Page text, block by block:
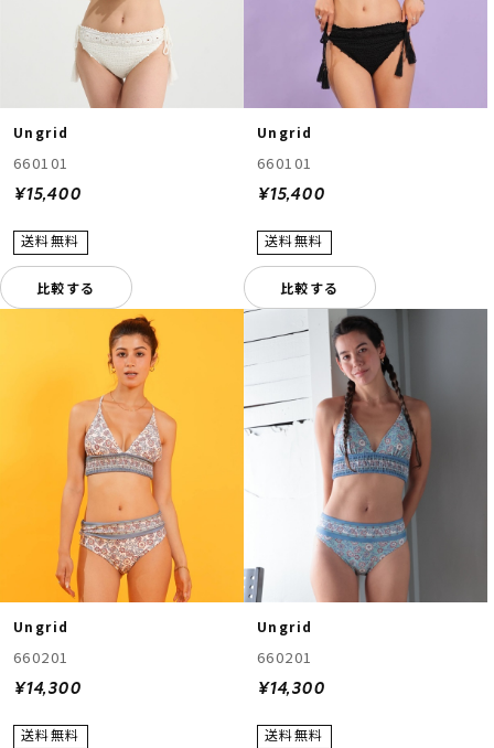
Ungrid
660101
¥15,400
比較する
Ungrid
660101
¥15,400
比較する
Ungrid
660201
¥14,300
Ungrid
660201
¥14,300